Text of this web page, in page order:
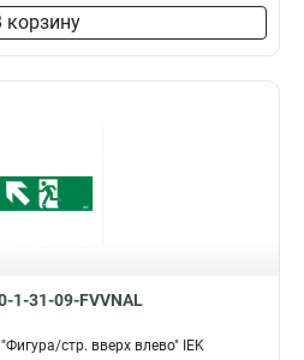
корзину
1-31-09-FVVNAL
стр. вверх влево" IEK